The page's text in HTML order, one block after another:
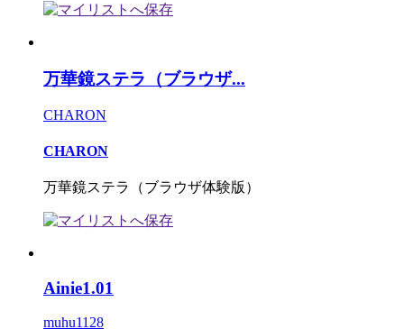
万華鏡ステラ（ブラウザ...
CHARON
CHARON
万華鏡ステラ（ブラウザ体験版）
Ainie1.01
muhu1128